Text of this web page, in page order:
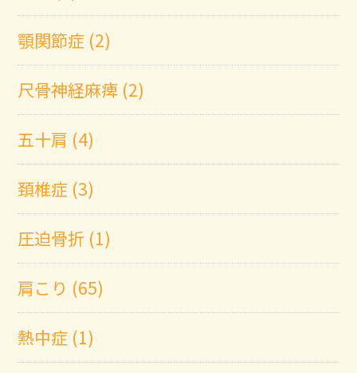
顎関節症 (2)
尺骨神経麻痺 (2)
五十肩 (4)
頚椎症 (3)
圧迫骨折 (1)
肩こり (65)
熱中症 (1)